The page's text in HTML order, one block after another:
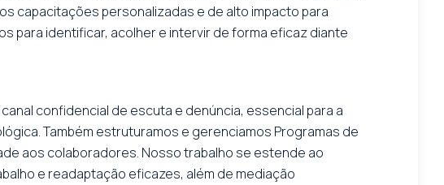
capacitações personalizadas e de alto impacto para
para identificar, acolher e intervir de forma eficaz diante
confidencial de escuta e denúncia, essencial para a
Também estruturamos e gerenciamos Programas de
aos colaboradores. Nosso trabalho se estende ao
e readaptação eficazes, além de mediação